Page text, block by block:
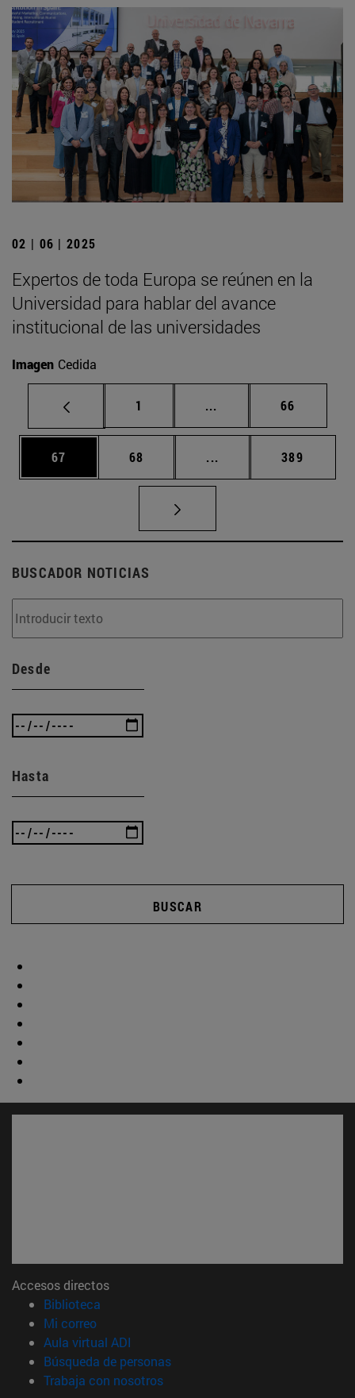
02 | 06 | 2025
Expertos de toda Europa se reúnen en la
Universidad para hablar del avance
institucional de las universidades
Imagen Cedida
Página
1 ... Páginas intermedias
Página
66
Página
67 Página
68 ... Páginas intermedias
Página
389
BUSCADOR NOTICIAS
Desde
Hasta
BUSCAR
Accesos directos
Biblioteca
Mi correo(abre en nueva ventana)
Aula virtual ADI
Búsqueda de personas(abre en nueva ventana)
Trabaja con nosotros(abre en nueva ventana)